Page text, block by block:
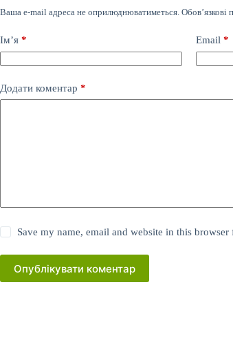
Ваша e-mail адреса не оприлюднюватиметься. Обов’язкові
Ім’я * Email *
Додати коментар *
Save my name, email and website in this
Опублікувати коментар